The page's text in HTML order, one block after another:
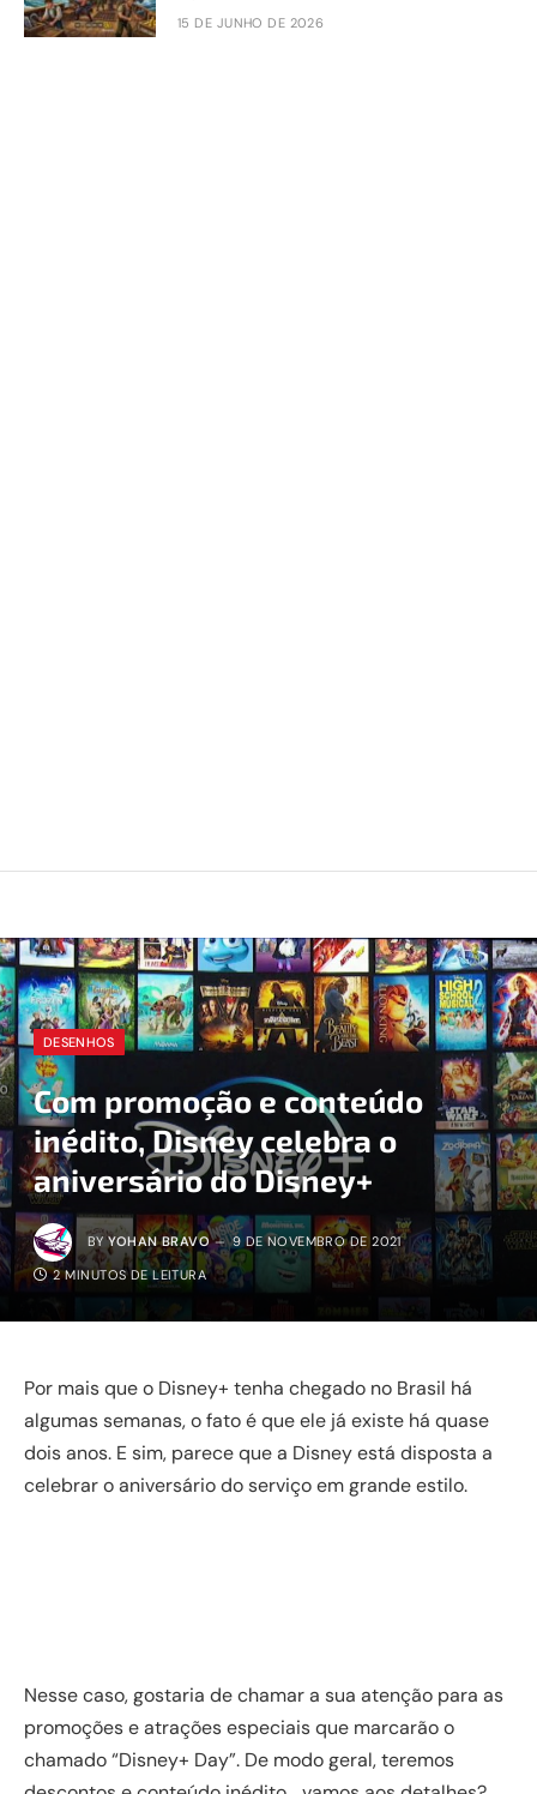
15 DE JUNHO DE 2026
DESENHOS
Com promoção e conteúdo
inédito, Disney celebra o
aniversário do Disney+
BY YOHAN BRAVO 9 DE NOVEMBRO DE 2021
2 MINUTOS DE LEITURA
Por mais que o Disney+ tenha chegado no Brasil há
algumas semanas, o fato é que ele já existe há quase
dois anos. E sim, parece que a Disney está disposta a
celebrar o aniversário do serviço em grande estilo.
Nesse caso, gostaria de chamar a sua atenção para as
promoções e atrações especiais que marcarão o
chamado “Disney+ Day”. De modo geral, teremos